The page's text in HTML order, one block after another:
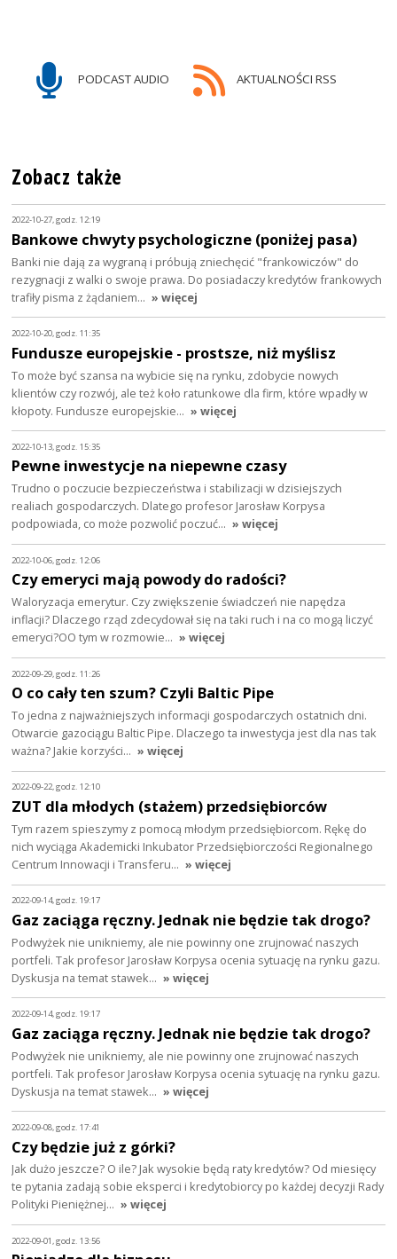
PODCAST AUDIO AKTUALNOŚCI RSS
Zobacz także
2022-10-27, godz. 12:19
Bankowe chwyty psychologiczne (poniżej pasa)
Banki nie dają za wygraną i próbują zniechęcić "frankowiczów" do
rezygnacji z walki o swoje prawa. Do posiadaczy kredytów frankowych
trafiły pisma z żądaniem… » więcej
2022-10-20, godz. 11:35
Fundusze europejskie - prostsze, niż myślisz
To może być szansa na wybicie się na rynku, zdobycie nowych
klientów czy rozwój, ale też koło ratunkowe dla firm, które wpadły w
kłopoty. Fundusze europejskie… » więcej
2022-10-13, godz. 15:35
Pewne inwestycje na niepewne czasy
Trudno o poczucie bezpieczeństwa i stabilizacji w dzisiejszych
realiach gospodarczych. Dlatego profesor Jarosław Korpysa
podpowiada, co może pozwolić poczuć… » więcej
2022-10-06, godz. 12:06
Czy emeryci mają powody do radości?
Waloryzacja emerytur. Czy zwiększenie świadczeń nie napędza
inflacji? Dlaczego rząd zdecydował się na taki ruch i na co mogą liczyć
emeryci?OO tym w rozmowie… » więcej
2022-09-29, godz. 11:26
O co cały ten szum? Czyli Baltic Pipe
To jedna z najważniejszych informacji gospodarczych ostatnich dni.
Otwarcie gazociągu Baltic Pipe. Dlaczego ta inwestycja jest dla nas tak
ważna? Jakie korzyści… » więcej
2022-09-22, godz. 12:10
ZUT dla młodych (stażem) przedsiębiorców
Tym razem spieszymy z pomocą młodym przedsiębiorcom. Rękę do
nich wyciąga Akademicki Inkubator Przedsiębiorczości Regionalnego
Centrum Innowacji i Transferu… » więcej
2022-09-14, godz. 19:17
Gaz zaciąga ręczny. Jednak nie będzie tak drogo?
Podwyżek nie unikniemy, ale nie powinny one zrujnować naszych
portfeli. Tak profesor Jarosław Korpysa ocenia sytuację na rynku gazu.
Dyskusja na temat stawek… » więcej
2022-09-14, godz. 19:17
Gaz zaciąga ręczny. Jednak nie będzie tak drogo?
Podwyżek nie unikniemy, ale nie powinny one zrujnować naszych
portfeli. Tak profesor Jarosław Korpysa ocenia sytuację na rynku gazu.
Dyskusja na temat stawek… » więcej
2022-09-08, godz. 17:41
Czy będzie już z górki?
Jak dużo jeszcze? O ile? Jak wysokie będą raty kredytów? Od miesięcy
te pytania zadają sobie eksperci i kredytobiorcy po każdej decyzji Rady
Polityki Pieniężnej… » więcej
2022-09-01, godz. 13:56